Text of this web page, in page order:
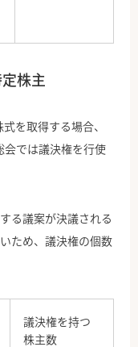
株主
を取得する場合、
会では議決権を行使
る議案が決議される
ため、議決権の個数
議決権を持つ
株主数